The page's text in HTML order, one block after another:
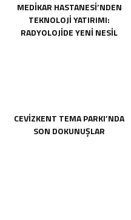
MEDİKAR HASTANESİ’NDEN
TEKNOLOJİ YATIRIMI:
RADYOLOJİDE YENİ NESİL
CEVİZKENT TEMA PARKI’NDA
SON DOKUNUŞLAR